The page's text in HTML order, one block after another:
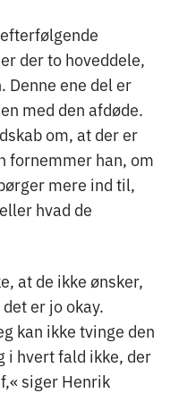
der to hoveddele,
Denne ene del er
med den afdøde.
om, at der er
fornemmer han, om
mere ind til,
hvad de
at de ikke ønsker,
er jo okay.
kan ikke tvinge den
i hvert fald ikke, der
siger Henrik